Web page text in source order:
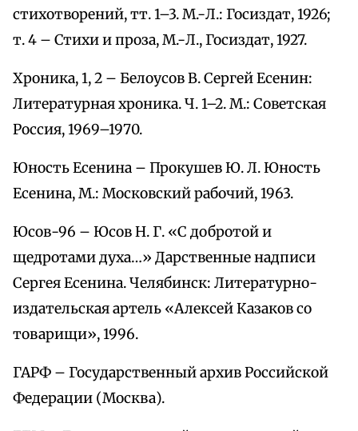
стихотворений, тт. 1–3. М.-Л.: Госиздат, 1926;
т. 4 – Стихи и проза, М.-Л., Госиздат, 1927.
Хроника, 1, 2 – Белоусов В. Сергей Есенин:
Литературная хроника. Ч. 1–2. М.: Советская
Россия, 1969–1970.
Юность Есенина – Прокушев Ю. Л. Юность
Есенина, М.: Московский рабочий, 1963.
Юсов-96 – Юсов Н. Г. «С добротой и
щедротами духа…» Дарственные надписи
Сергея Есенина. Челябинск: Литературно-
издательская артель «Алексей Казаков со
товарищи», 1996.
ГАРФ – Государственный архив Российской
Федерации (Москва).